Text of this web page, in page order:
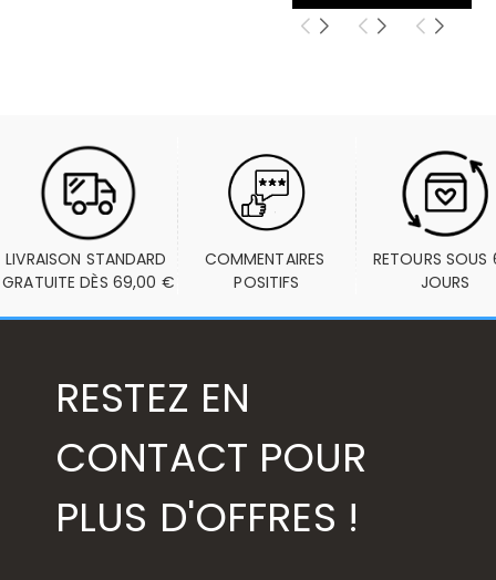
LIVRAISON STANDARD
GRATUITE DÈS 69,00 €
COMMENTAIRES
POSITIFS
RETOURS SOUS
JOURS
RESTEZ EN
CONTACT POUR
PLUS D'OFFRES !